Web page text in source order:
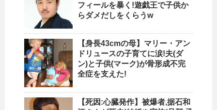
フィールを暴く!遊戯王で子供か
らダメだしをくらうw
【身長43cmの母】マリー・アン
ドリュースの子育てに涙!夫(ダ
ン)と子供(マーク)が骨形成不完
全症を支えた!
【死因:心臓発作】被爆者,据石和